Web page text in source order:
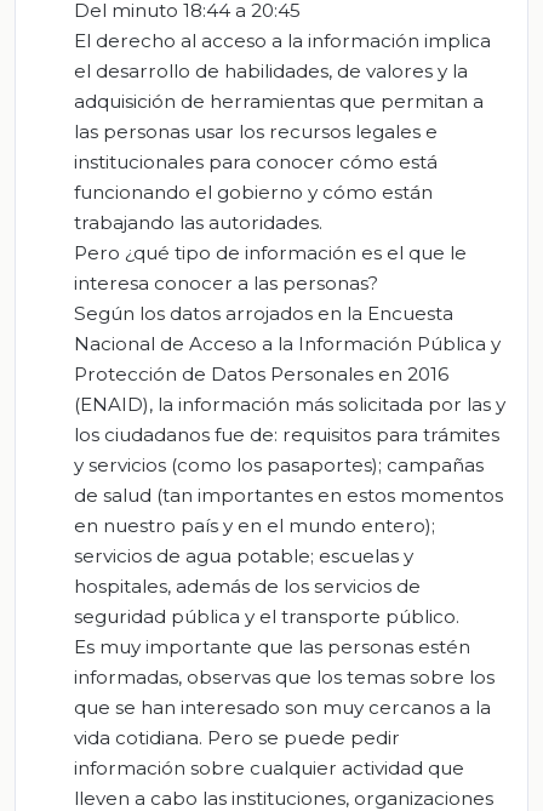
Del minuto 18:44 a 20:45
El derecho al acceso a la información implica
el desarrollo de habilidades, de valores y la
adquisición de herramientas que permitan a
las personas usar los recursos legales e
institucionales para conocer cómo está
funcionando el gobierno y cómo están
trabajando las autoridades.
Pero ¿qué tipo de información es el que le
interesa conocer a las personas?
Según los datos arrojados en la Encuesta
Nacional de Acceso a la Información Pública y
Protección de Datos Personales en 2016
(ENAID), la información más solicitada por las y
los ciudadanos fue de: requisitos para trámites
y servicios (como los pasaportes); campañas
de salud (tan importantes en estos momentos
en nuestro país y en el mundo entero);
servicios de agua potable; escuelas y
hospitales, además de los servicios de
seguridad pública y el transporte público.
Es muy importante que las personas estén
informadas, observas que los temas sobre los
que se han interesado son muy cercanos a la
vida cotidiana. Pero se puede pedir
información sobre cualquier actividad que
lleven a cabo las instituciones, organizaciones